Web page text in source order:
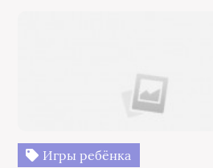
Игры ребёнка